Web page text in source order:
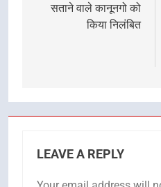
सताने वाले कानूनगो को
किया निलंबित
LEAVE A REPLY